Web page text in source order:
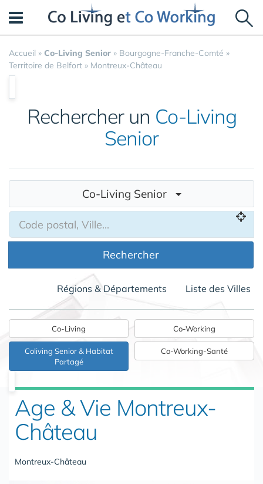
Accueil » Co-Living Senior » Bourgogne-Franche-Comté »
Territoire de Belfort » Montreux-Château
Rechercher un Co-Living
Senior
Co-Living Senior
Rechercher
Régions & Départements Liste des Villes
Co-Living
Coliving Senior & Habitat
Partagé
Co-Working
Co-Working-Santé
Age & Vie Montreux-
Château
Montreux-Château
Panneau de gestion des cookies